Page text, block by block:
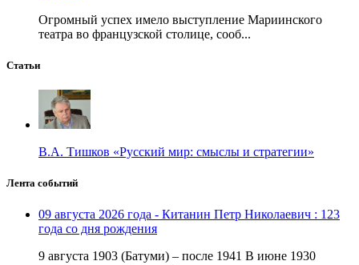
Огромный успех имело выступление Мариинского
театра во французской столице, сооб...
Статьи
В.А. Тишков «Русский мир: смыслы и стратегии»
Лента событий
09 августа 2026 года - Китанин Петр Николаевич : 123
года со дня рождения
9 августа 1903 (Батуми) – после 1941 В июне 1930